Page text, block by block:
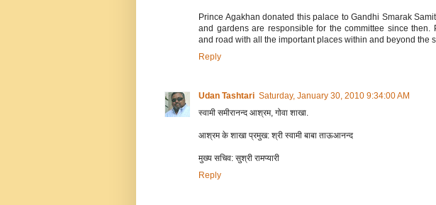
Prince Agakhan donated this palace to Gandhi Smarak
and gardens are responsible for the committee since then.
and road with all the important places within and beyond the
Reply
Udan Tashtari Saturday, January 30, 2010 9:34:00 AM
स्वामी समीरानन्द आश्रम, गोवा शाखा.
आश्रम के शाखा प्रमुख: श्री स्वामी बाबा ताऊआनन्द
मुख्य सचिव: सुश्री रामप्यारी
Reply